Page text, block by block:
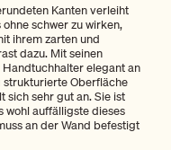
Kanten verleiht
schwer zu wirken,
ihrem zarten und
dazu. Mit seinen
elegant an
Oberfläche
sehr gut an. Sie ist
wohl auffälligste dieses
an der Wand befestigt